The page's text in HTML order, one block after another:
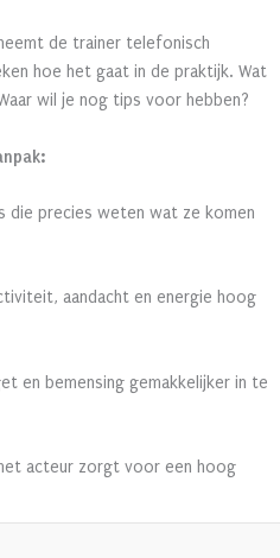
de trainer telefonisch
hoe het gaat in de praktijk. Wat
wil je nog tips voor hebben?
die precies weten wat ze komen
aandacht en energie hoog
en bemensing gemakkelijker in te
acteur zorgt voor een hoog